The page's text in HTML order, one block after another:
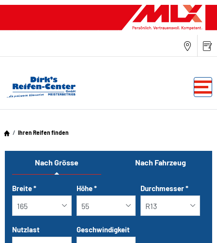
Ihren Reifen finden
Nach Grösse Nach Fahrzeug
Tab updated: Nach Grösse
Breite* Höhe* Durchmesser*
Nutzlast Geschwindigkeit